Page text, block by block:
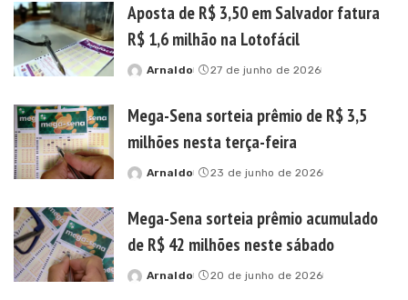
Aposta de R$ 3,50 em Salvador fatura
R$ 1,6 milhão na Lotofácil
Posted
Arnaldo 27 de junho de 2026
Mega-Sena sorteia prêmio de R$ 3,5
milhões nesta terça-feira
Posted
Arnaldo 23 de junho de 2026
Mega-Sena sorteia prêmio acumulado
de R$ 42 milhões neste sábado
Posted
Arnaldo 20 de junho de 2026